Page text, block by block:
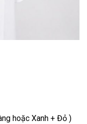
hoặc Xanh + Đỏ )